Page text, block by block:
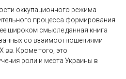
оккупационного режима
процесса формирования
широком смысле данная книга
со взаимоотношениями
вв. Кроме того, это
роли и места Украины в